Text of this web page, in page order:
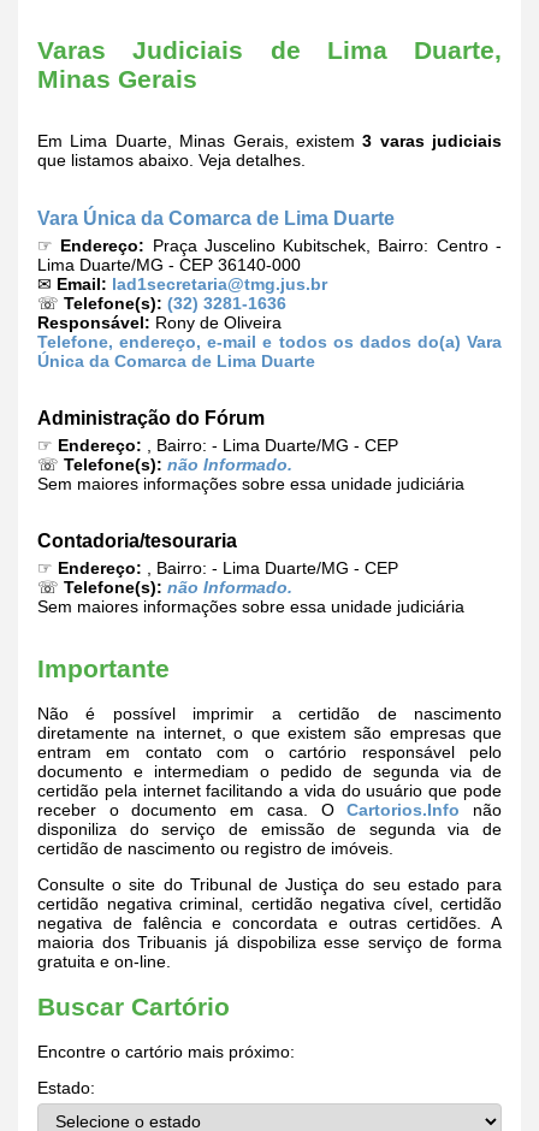
Varas Judiciais de Lima Duarte,
Minas Gerais
Em Lima Duarte, Minas Gerais, existem3 varas judiciais
que listamos abaixo. Veja detalhes.
Vara Única da Comarca de Lima Duarte
☞ Endereço: Praça Juscelino Kubitschek, Bairro: Centro -
Lima Duarte/MG - CEP 36140-000
✉ Email: lad1secretaria@tmg.jus.br
☏ Telefone(s): (32) 3281-1636
Responsável: Rony de Oliveira
Telefone, endereço, e-mail e todos os dados do(a) Vara
Única da Comarca de Lima Duarte
Administração do Fórum
☞ Endereço: , Bairro: - Lima Duarte/MG - CEP
☏ Telefone(s): não Informado.
Sem maiores informações sobre essa unidade judiciária
Contadoria/tesouraria
☞ Endereço: , Bairro: - Lima Duarte/MG - CEP
☏ Telefone(s): não Informado.
Sem maiores informações sobre essa unidade judiciária
Importante
Não é possível imprimir a certidão de nascimento
diretamente na internet, o que existem são empresas que
entram em contato com o cartório responsável pelo
documento e intermediam o pedido de segunda via de
certidão pela internet facilitando a vida do usuário que pode
receber o documento em casa. OCartorios.Info não
disponiliza do serviço de emissão de segunda via de
certidão de nascimento ou registro de imóveis.
Consulte o site do Tribunal de Justiça do seu estado para
certidão negativa criminal, certidão negativa cível, certidão
negativa de falência e concordata e outras certidões. A
maioria dos Tribuanis já dispobiliza esse serviço de forma
gratuita e on-line.
Buscar Cartório
Encontre o cartório mais próximo:
Estado: